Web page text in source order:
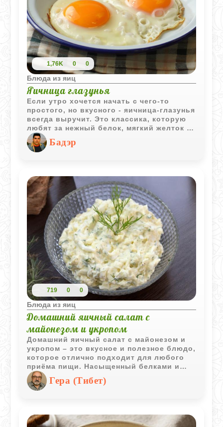
1,76K 0 0
Блюда из яиц
Яичница глазунья
Если утро хочется начать с чего-то
простого, но вкусного - яичница-глазунья
всегда выручит. Это классика, которую
любят за нежный белок, мягкий желток и
минимум хлопот. Всего два ингредиента,
одна сковорода и пять минут - и у вас на
тарелке горячий завтрак, который не
Бадэр
719 0 0
Блюда из яиц
Домашний яичный салат с
майонезом и укропом
Домашний яичный салат с майонезом и
укропом – это вкусное и полезное блюдо,
которое отлично подходит для любого
приёма пищи. Насыщенный белками и
витаминами, он придаёт свежесть
благодаря укропу и аппетитность
благодаря специям. Этот салат можно
с различными гарнирами, что делает его
Гера (Тибет)